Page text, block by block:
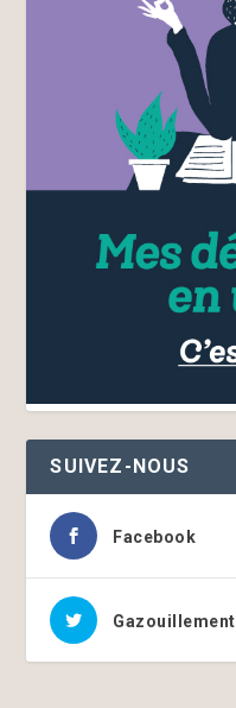
SUIVEZ-NOUS
Facebook
Gazouillement